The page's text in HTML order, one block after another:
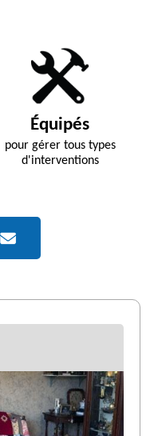
Équipés
pour gérer tous types
d'interventions